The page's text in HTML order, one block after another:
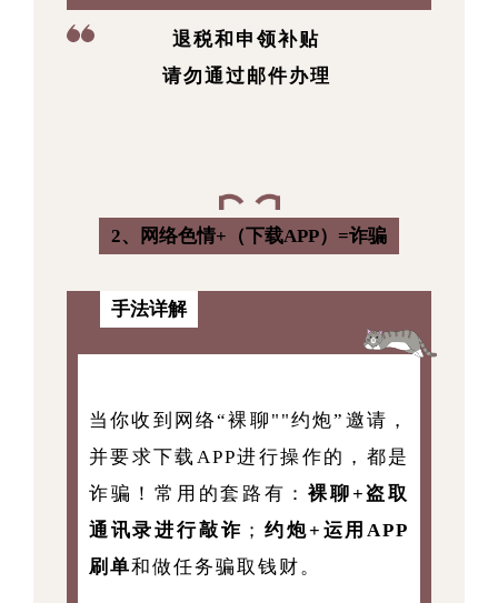
退税和申领补贴
请勿通过邮件办理
2、网络色情+（下载APP）=诈骗
手法详解
当你收到网络“裸聊""约炮”邀请，
并要求下载APP进行操作的，都是
诈骗！常用的套路有：裸聊+盗取
通讯录进行敲诈 ； 约炮+运用APP
刷单和做任务骗取钱财。